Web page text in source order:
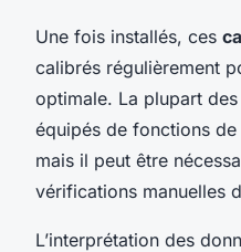
Une fois installés, ces
calibrés régulièrement
optimale. La plupart
équipés de fonctions
mais il peut être
vérifications manuelles
L’interprétation des